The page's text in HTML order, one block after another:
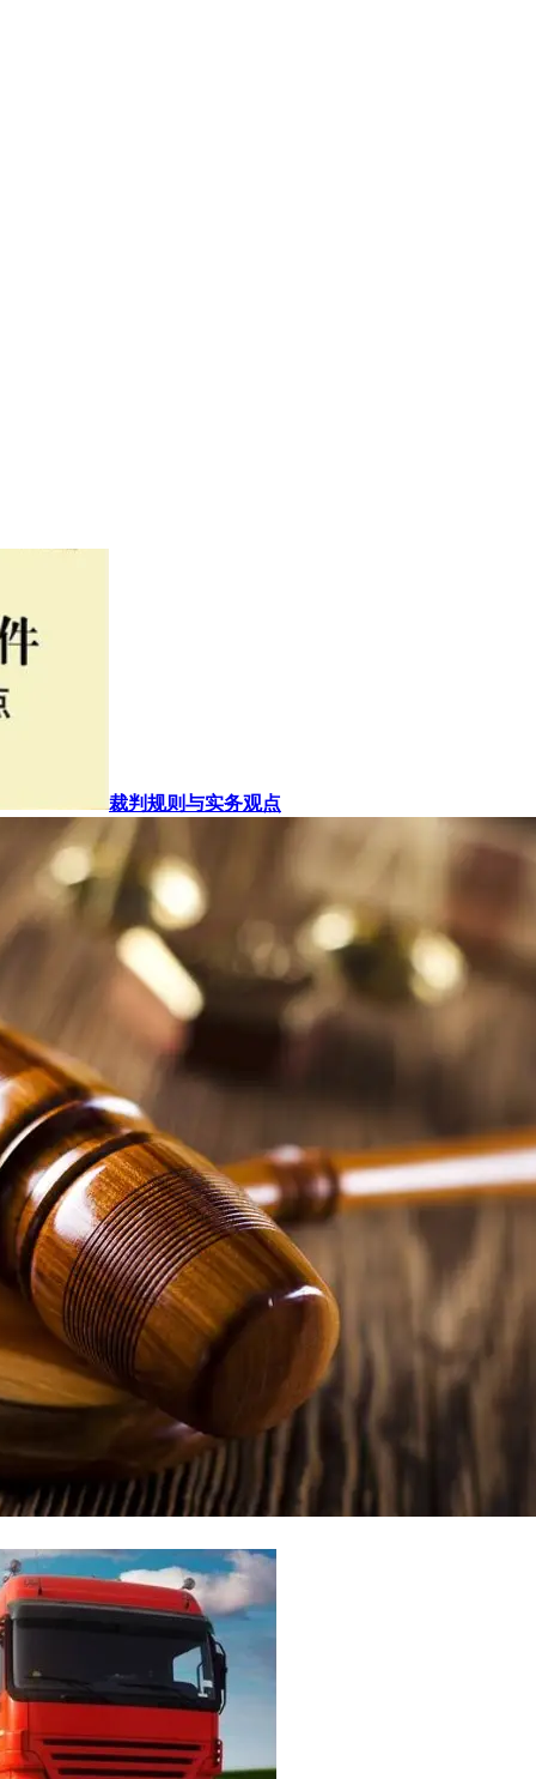
裁判规则与实务观点